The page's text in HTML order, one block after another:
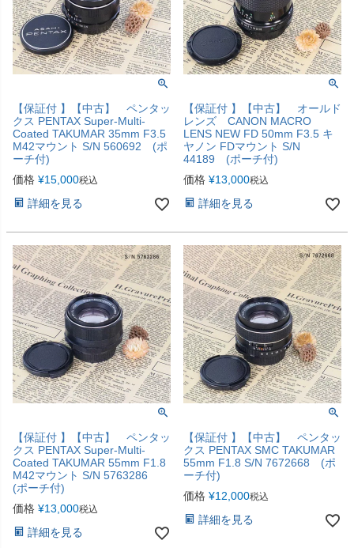
【保証付 】【中古】 ペンタッ
クス PENTAX Super-Multi-
Coated TAKUMAR 35mm F3.5
M42マウント S/N 560692 (ポ
ーチ付)
価格 ¥15,000税込
詳細を見る
【保証付 】【中古】 オールド
レンズ CANON MACRO
LENS NEW FD 50mm F3.5 キ
ヤノン FDマウント S/N
44189 (ポーチ付)
価格 ¥13,000税込
詳細を見る
【保証付 】【中古】 ペンタッ
クス PENTAX Super-Multi-
Coated TAKUMAR 55mm F1.8
M42マウント S/N 5763286
(ポーチ付)
価格 ¥13,000税込
詳細を見る
【保証付 】【中古】 ペンタッ
クス PENTAX SMC TAKUMAR
55mm F1.8 S/N 7672668 (ポ
ーチ付)
価格 ¥12,000税込
詳細を見る